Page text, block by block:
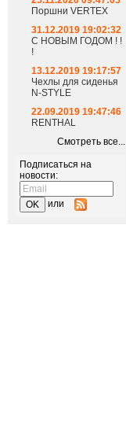
Поршни VERTEX
31.12.2019 19:02:32
С НОВЫМ ГОДОМ ! !
!
13.12.2019 19:17:57
Чехлы для сиденья
N-STYLE
22.09.2019 19:47:46
RENTHAL
Смотреть все...
Подписаться на
новости:
или